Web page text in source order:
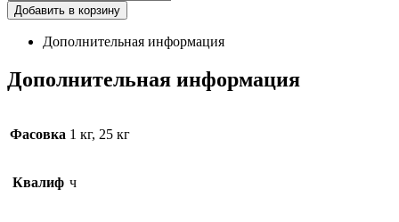
Добавить в корзину
Дополнительная информация
Дополнительная информация
Фасовка 1 кг, 25 кг
Квалиф ч